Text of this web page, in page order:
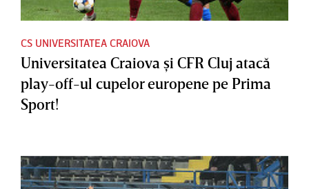
CS UNIVERSITATEA CRAIOVA
Universitatea Craiova şi CFR Cluj atacă
play-off-ul cupelor europene pe Prima
Sport!